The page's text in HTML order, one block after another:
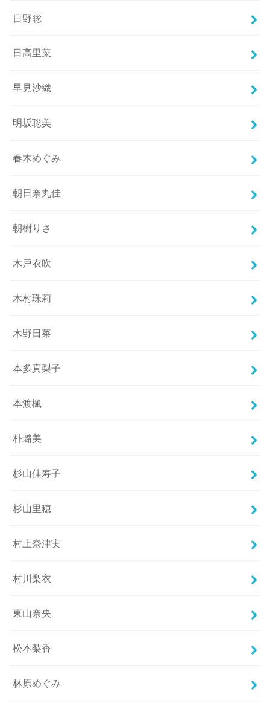
日野聡
日高里菜
早見沙織
明坂聡美
春木めぐみ
朝日奈丸佳
朝樹りさ
木戸衣吹
木村珠莉
木野日菜
本多真梨子
本渡楓
朴璐美
杉山佳寿子
杉山里穂
村上奈津実
村川梨衣
東山奈央
松本梨香
林原めぐみ